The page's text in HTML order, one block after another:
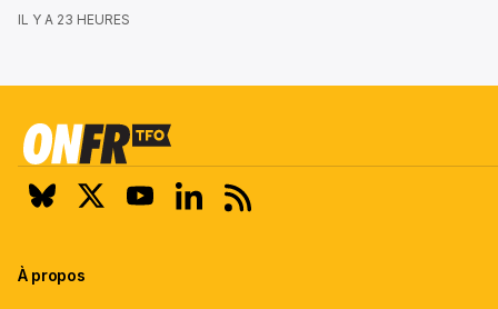
IL Y A 23 HEURES
À propos